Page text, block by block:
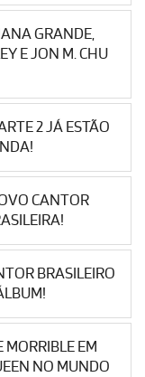
GRANDE,
E JON M. CHU
2 JÁ ESTÃO
CANTOR
BRASILEIRO
EM
NO MUNDO